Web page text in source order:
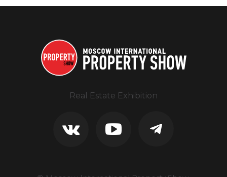
Real Estate Exhibition